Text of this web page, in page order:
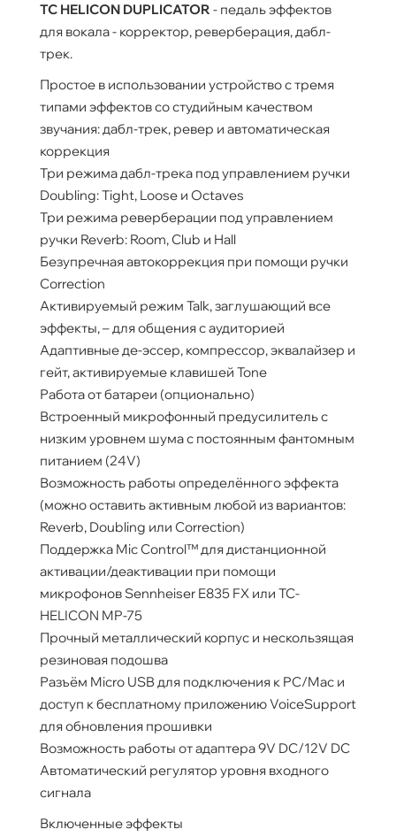
TC HELICON DUPLICATOR - педаль эффектов
для вокала - корректор, реверберация, дабл-
трек.
Простое в использовании устройство с тремя
типами эффектов со студийным качеством
звучания: дабл-трек, ревер и автоматическая
коррекция
Три режима дабл-трека под управлением ручки
Doubling: Tight, Loose и Octaves
Три режима реверберации под управлением
ручки Reverb: Room, Club и Hall
Безупречная автокоррекция при помощи ручки
Correction
Активируемый режим Talk, заглушающий все
эффекты, – для общения с аудиторией
Адаптивные де-эссер, компрессор, эквалайзер и
гейт, активируемые клавишей Tone
Работа от батареи (опционально)
Встроенный микрофонный предусилитель с
низким уровнем шума с постоянным фантомным
питанием (24V)
Возможность работы определённого эффекта
(можно оставить активным любой из вариантов:
Reverb, Doubling или Correction)
Поддержка Mic Control™ для дистанционной
активации/деактивации при помощи
микрофонов Sennheiser E835 FX или TC-
HELICON MP-75
Прочный металлический корпус и нескользящая
резиновая подошва
Разъём Micro USB для подключения к PC/Mac и
доступ к бесплатному приложению VoiceSupport
для обновления прошивки
Возможность работы от адаптера 9V DC/12V DC
Автоматический регулятор уровня входного
сигнала
Включенные эффекты